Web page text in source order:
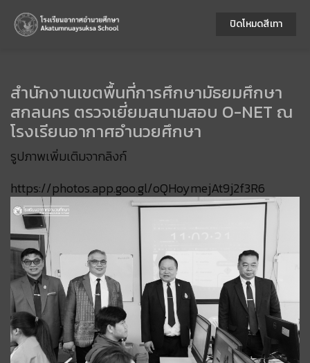
สำนักงานเขตพื้นที่การศึกษามัธยมศึกษา
สกลนคร ตรวจเยี่ยมสนามสอบ O-NET ณ
โรงเรียนอากาศอำนวยศึกษา
รูปภาพเพิ่มเติมจากลิงก์
https://photos.app.goo.gl/oQHoymejAt9j2f3R6
ปิดโหมดสีเทา